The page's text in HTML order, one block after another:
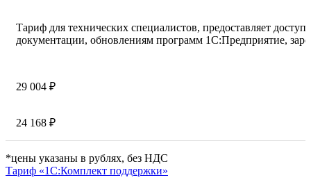
Тариф для технических специалистов, предоставляет
документации, обновлениям программ 1С:Предприятие,
29 004 ₽
24 168 ₽
*цены указаны в рублях, без НДС
Тариф «1С:Комплект поддержки»